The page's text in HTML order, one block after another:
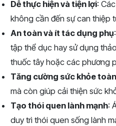
Dễ thực hiện và tiện lợi:
không cần đến sự can thiệp
An toàn và ít tác dụng phụ
tập thể dục hay sử dụng
thuốc tây hoặc các phương
Tăng cường sức khỏe
mà còn giúp cải thiện sức
Tạo thói quen lành mạnh:
duy trì thói quen sống lành